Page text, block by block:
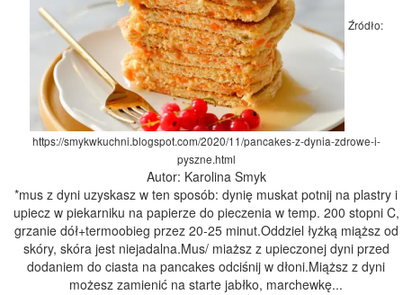
Źródło:
https://smykwkuchni.blogspot.com/2020/11/pancakes-z-dynia-zdrowe-i-
pyszne.html
Autor: Karolina Smyk
*mus z dyni uzyskasz w ten sposób: dynię muskat potnij na plastry i
upiecz w piekarniku na papierze do pieczenia w temp. 200 stopni C,
grzanie dół+termoobieg przez 20-25 minut.Oddziel łyżką miąższ od
skóry, skóra jest niejadalna.Mus/ miaższ z upieczonej dyni przed
dodaniem do ciasta na pancakes odciśnij w dłoni.Miąższ z dyni
możesz zamienić na starte jabłko, marchewkę...